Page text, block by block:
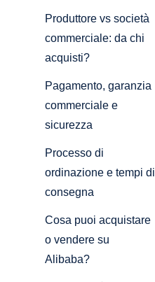
Produttore vs società
commerciale: da chi
acquisti?
Pagamento, garanzia
commerciale e
sicurezza
Processo di
ordinazione e tempi di
consegna
Cosa puoi acquistare
o vendere su
Alibaba?